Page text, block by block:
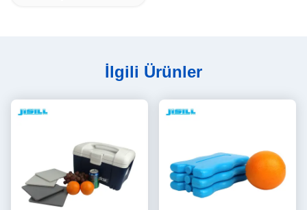
İlgili Ürünler